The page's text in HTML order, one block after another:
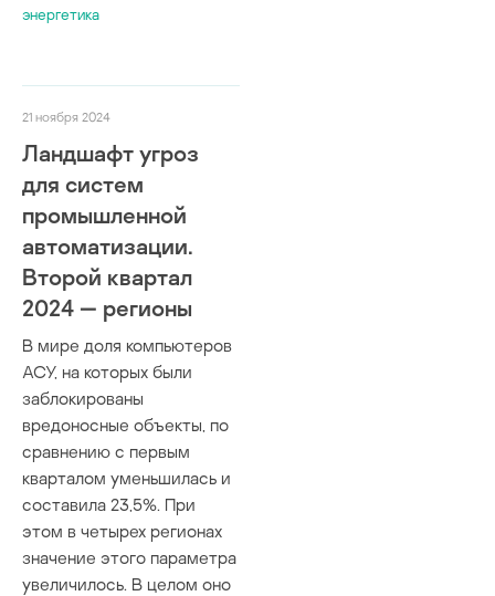
энергетика
21 ноября 2024
Ландшафт угроз
для систем
промышленной
автоматизации.
Второй квартал
2024 — регионы
В мире доля компьютеров
АСУ, на которых были
заблокированы
вредоносные объекты, по
сравнению с первым
кварталом уменьшилась и
составила 23,5%. При
этом в четырех регионах
значение этого параметра
увеличилось. В целом оно